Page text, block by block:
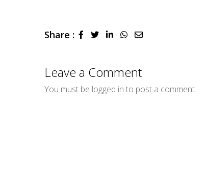
Share : LinkedInWhatsapp
Share
Leave a Comment
You must be logged in to post a comment.